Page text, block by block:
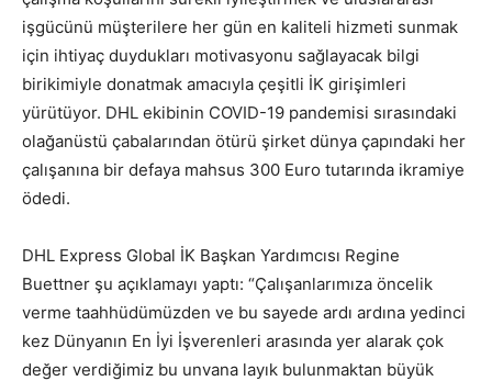
işgücünü müşterilere her gün en kaliteli hizmeti sunmak
için ihtiyaç duydukları motivasyonu sağlayacak bilgi
birikimiyle donatmak amacıyla çeşitli İK girişimleri
yürütüyor. DHL ekibinin COVID-19 pandemisi sırasındaki
olağanüstü çabalarından ötürü şirket dünya çapındaki her
çalışanına bir defaya mahsus 300 Euro tutarında ikramiye
ödedi.
DHL Express Global İK Başkan Yardımcısı Regine
Buettner şu açıklamayı yaptı: “Çalışanlarımıza öncelik
verme taahhüdümüzden ve bu sayede ardı ardına yedinci
kez Dünyanın En İyi İşverenleri arasında yer alarak çok
değer verdiğimiz bu unvana layık bulunmaktan büyük